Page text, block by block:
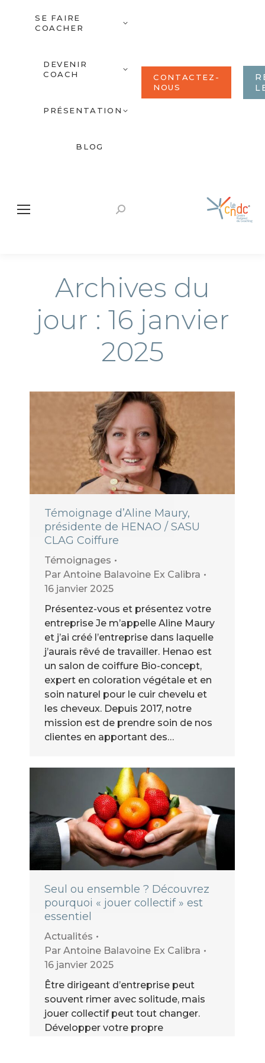
SE FAIRE
COACHER
DEVENIR
COACH
PRÉSENTATION
BLOG
CONTACTEZ-
NOUS
Recherche
Archives du
jour : 16 janvier
2025
Témoignage d’Aline Maury,
présidente de HENAO / SASU
CLAG Coiffure
Témoignages
Par Antoine Balavoine Ex Calibra
16 janvier 2025
Présentez-vous et présentez votre
entreprise Je m’appelle Aline Maury
et j’ai créé l’entreprise dans laquelle
j’aurais rêvé de travailler. Henao est
un salon de coiffure Bio-concept,
expert en coloration végétale et en
soin naturel pour le cuir chevelu et
les cheveux. Depuis 2017, notre
mission est de prendre soin de nos
clientes en apportant des…
Seul ou ensemble ? Découvrez
pourquoi « jouer collectif » est
essentiel
Actualités
Par Antoine Balavoine Ex Calibra
16 janvier 2025
Être dirigeant d’entreprise peut
souvent rimer avec solitude, mais
jouer collectif peut tout changer.
Développer votre propre